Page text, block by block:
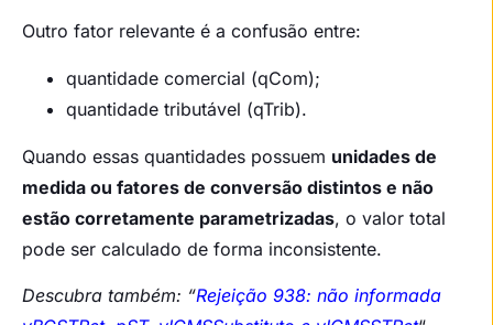
Outro fator relevante é a confusão entre:
quantidade comercial (qCom);
quantidade tributável (qTrib).
Quando essas quantidades possuem unidades de
medida ou fatores de conversão distintos e não
estão corretamente parametrizadas, o valor total
pode ser calculado de forma inconsistente.
Descubra também: “Rejeição 938: não informada